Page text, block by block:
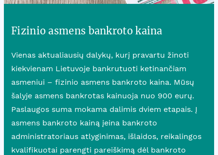
Fizinio asmens bankroto kaina
Vienas aktualiausių dalykų, kurį pravartu žinoti
kiekvienam Lietuvoje bankrutuoti ketinančiam
asmeniui – fizinio asmens bankroto kaina. Mūsų
šalyje asmens bankrotas kainuoja nuo 900 eurų.
Paslaugos suma mokama dalimis dviem etapais. Į
asmens bankroto kainą įeina bankroto
administratoriaus atlyginimas, išlaidos, reikalingos
kvalifikuotai parengti pareiškimą dėl bankroto